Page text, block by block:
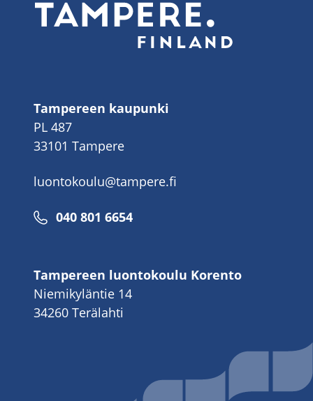
Tampereen kaupunki
PL 487
33101 Tampere
luontokoulu@tampere.fi
040 801 6654
Tampereen luontokoulu Korento
Niemikyläntie 14
34260 Terälahti